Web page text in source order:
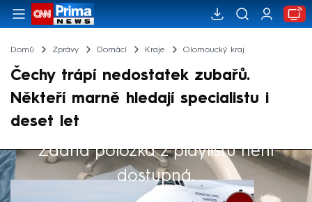
Domů Zprávy Domácí Kraje Olomoucký kraj
Čechy trápí nedostatek zubařů.
Někteří marně hledají specialistu i
deset let
Žádná položka z playlistu není
dostupná.
Výběr redakce